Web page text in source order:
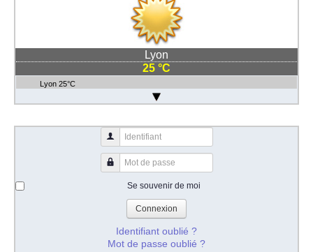
Lyon
25 °C
Lyon 25°C
Identifiant
Mot de passe
Se souvenir de moi
Connexion
Identifiant oublié ?
Mot de passe oublié ?